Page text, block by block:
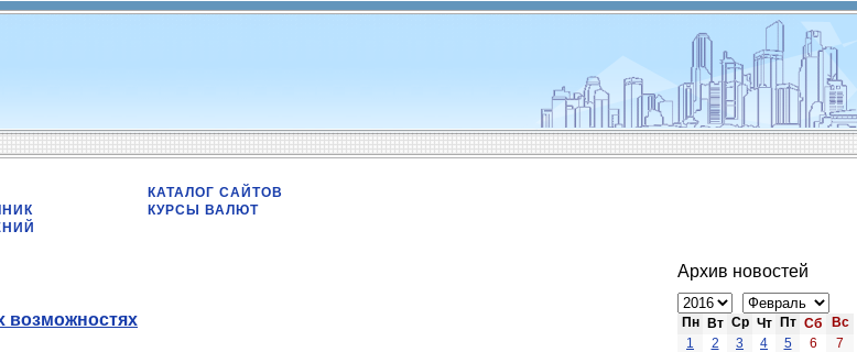
КАТАЛОГ САЙТОВ
КУРСЫ ВАЛЮТ
возможностях
Архив новостей
Пн Вт Ср Чт Пт Сб
Вс
1
2 3 4 5 6
7